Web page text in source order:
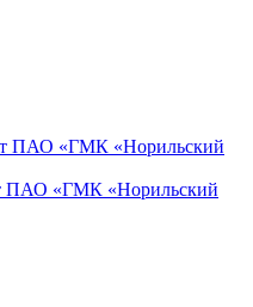
ПАО «ГМК «Норильский
ПАО «ГМК «Норильский